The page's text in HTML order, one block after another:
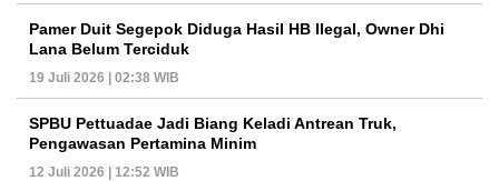
Pamer Duit Segepok Diduga Hasil HB Ilegal, Owner Dhi
Lana Belum Terciduk
19 Juli 2026 | 02:38 WIB
SPBU Pettuadae Jadi Biang Keladi Antrean Truk,
Pengawasan Pertamina Minim
12 Juli 2026 | 12:52 WIB